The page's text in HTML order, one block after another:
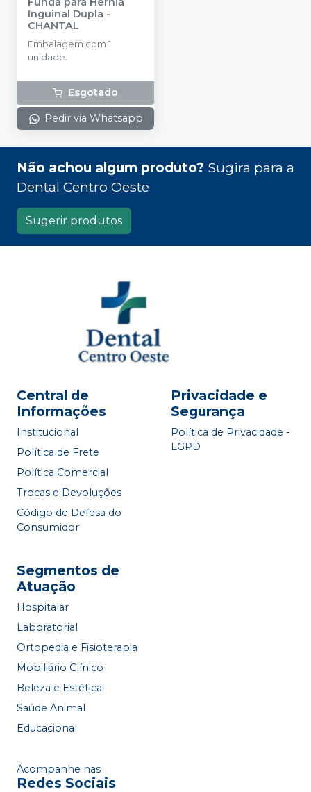
Inguinal Dupla -
CHANTAL
Embalagem com 1
unidade.
Esgotado
Pedir via Whatsapp
Não achou algum produto? Sugira para a
Dental Centro Oeste
Sugerir produtos
Central de
Informações
Institucional
Política de Frete
Política Comercial
Trocas e Devoluções
Código de Defesa do
Consumidor
Privacidade e
Segurança
Política de Privacidade -
LGPD
Segmentos de
Atuação
Hospitalar
Laboratorial
Ortopedia e Fisioterapia
Mobiliário Clínico
Beleza e Estética
Saúde Animal
Educacional
Acompanhe nas
Redes Sociais